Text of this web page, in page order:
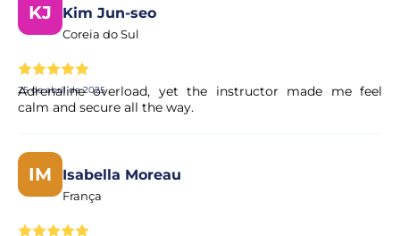
KJ Kim Jun-seo
Coreia do Sul
25 de abril de 2025
Adrenaline overload, yet the instructor made me feel
calm and secure all the way.
IM Isabella Moreau
França